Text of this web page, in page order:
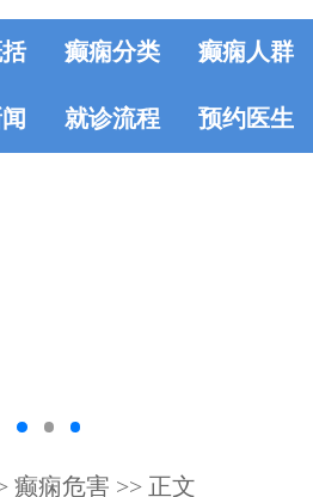
癫痫分类 癫痫人群
就诊流程 预约医生
癫痫危害 >> 正文